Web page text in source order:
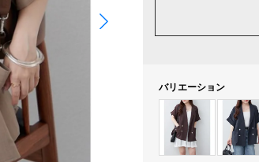
バリエーション